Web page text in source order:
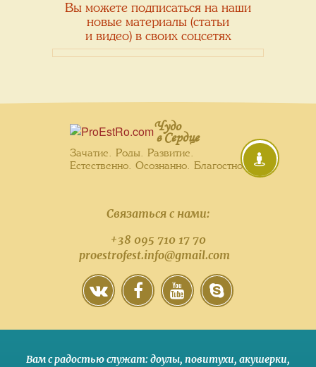
Вы можете подписаться на наши
новые материалы (статьи
и видео) в своих соцсетях
Чудо
в Сердце
Зачатие. Роды. Развитие.
Естественно. Осознанно. Благостно.
Связаться с нами:
+38 095 710 17 70
proestrofest.info@gmail.com
Вам с радостью служат:доулы, повитухи, акушерки,